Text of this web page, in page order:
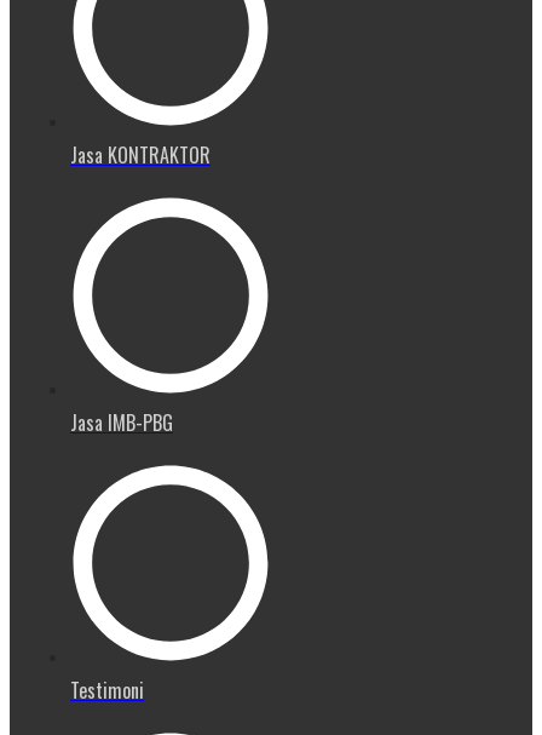
Jasa KONTRAKTOR
Jasa IMB-PBG
Testimoni